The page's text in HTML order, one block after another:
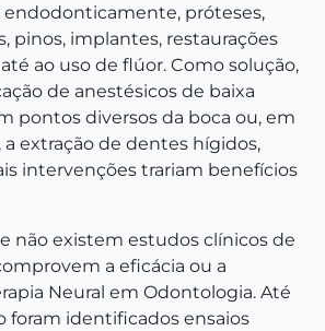
próteses,
pinos, implantes, restaurações
ao uso de flúor. Como solução,
de anestésicos de baixa
pontos diversos da boca ou, em
a extração de dentes hígidos,
intervenções trariam benefícios
não existem estudos clínicos de
a eficácia ou a
Neural em Odontologia. Até
foram identificados ensaios